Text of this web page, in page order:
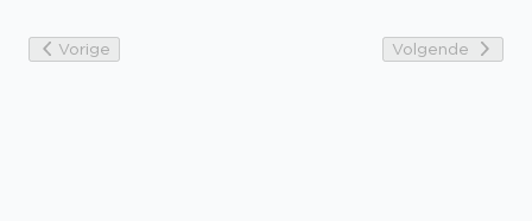
Vorige Volgende